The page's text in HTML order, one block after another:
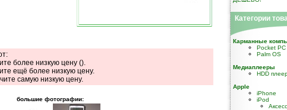
более низкую цену ().
ещё более низкую цену.
самую низкую цену.
большие фотографии:
Категории
Карманные
Pocket PC
Palm OS
Медиаплееры
HDD
Apple
iPhone
iPod